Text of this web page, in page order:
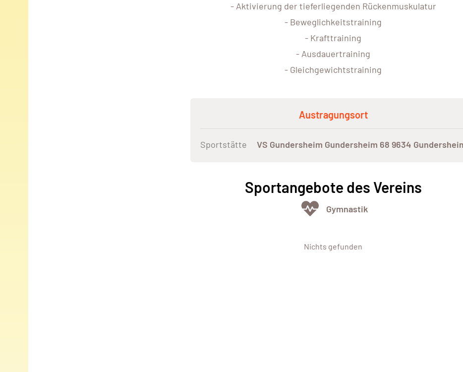
- Aktivierung der tieferliegenden Rückenmuskulatur
- Beweglichkeitstraining
- Krafttraining
- Ausdauertraining
- Gleichgewichtstraining
Austragungsort
Sportstätte VS Gundersheim Gundersheim 68 9634
Sportangebote des Vereins
Gymnastik
Nichts gefunden